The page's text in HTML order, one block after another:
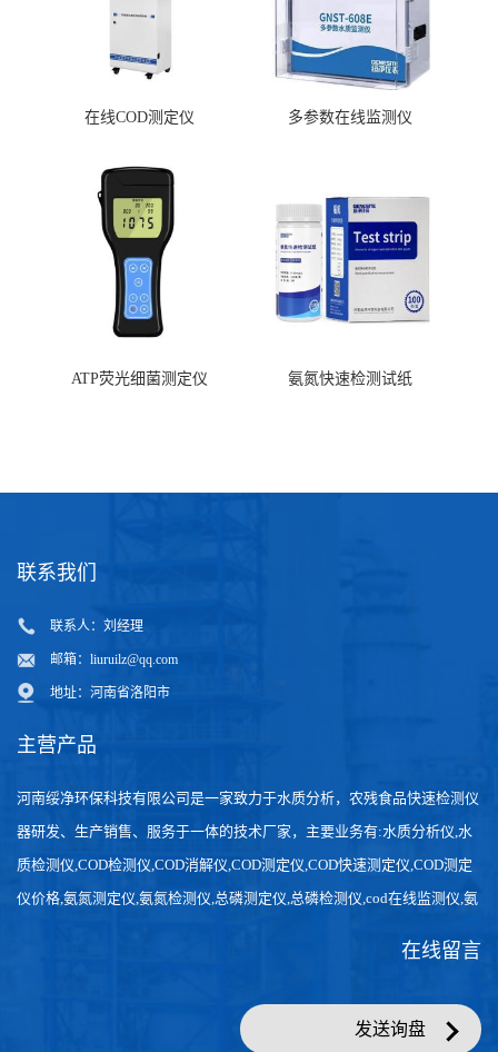
在线COD测定仪 多参数在线监测仪
ATP荧光细菌测定仪 氨氮快速检测试纸
联系我们
联系人：刘经理
邮箱： liuruilz@qq.com
地址：河南省洛阳市
主营产品
河南绥净环保科技有限公司是一家致力于水质分析，农残食品快速检测仪
器研发、生产销售、服务于一体的技术厂家，主要业务有:水质分析仪,水
质检测仪,COD检测仪,COD消解仪,COD测定仪,COD快速测定仪,COD测定
仪价格,氨氮测定仪,氨氮检测仪,总磷测定仪,总磷检测仪,cod在线监测仪,氨
在线留言
发送询盘